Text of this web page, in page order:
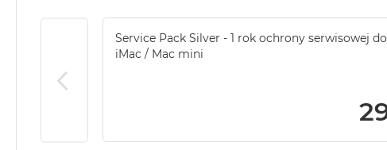
Service Pack Silver - 1 rok ochrony serwisowej
iMac / Mac mini